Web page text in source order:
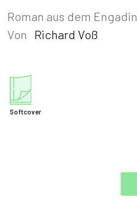
Roman aus dem Engadin
Von
Richard Voß
Softcover